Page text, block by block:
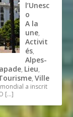
l’Unesc
o
A la
une,
Activit
és,
Alpes-
, Lieu,
,Ville
a inscrit
[…]